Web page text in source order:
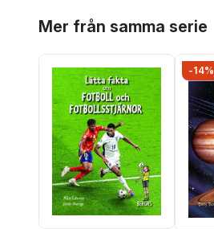
Mer från samma serie
-14%